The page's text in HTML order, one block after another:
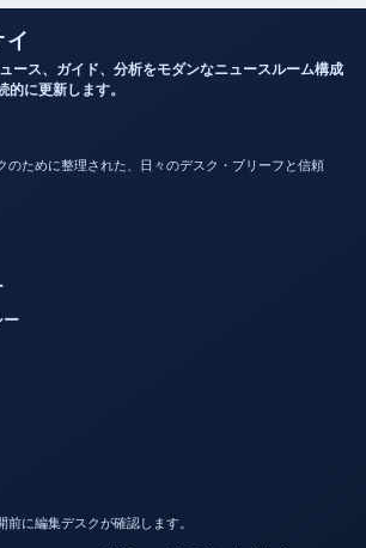
イ
ース、ガイド、分析をモダンなニュースルーム構成
に更新します。
のために整理された、日々のデスク・ブリーフと信頼
ー
前に編集デスクが確認します。